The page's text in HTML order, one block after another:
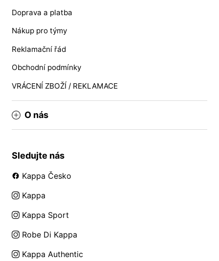
Doprava a platba
Nákup pro týmy
Reklamační řád
Obchodní podmínky
VRÁCENÍ ZBOŽÍ / REKLAMACE
O nás
Sledujte nás
Kappa Česko
Kappa
Kappa Sport
Robe Di Kappa
Kappa Authentic